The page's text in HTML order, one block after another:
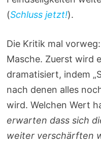
(Schluss jetzt!).
Die Kritik mal
Masche. Zuerst wird
dramatisiert, indem
nach denen alles
wird. Welchen Wert
erwarten dass sich
weiter verschärften